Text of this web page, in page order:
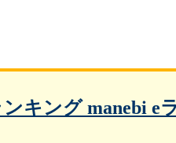
キング manebi e